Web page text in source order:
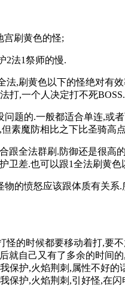
宫刷黄色的怪;
2法1祭师的慢.
法,刷黄色以下的怪绝对有
打,一个人决定打不死BOSS.
题的.一般都适合单连,
素魔防相比之下比圣骑
跟全法群刷.防御还是很
卫差.也可以跟1全法刷黄
的愤怒应该跟体质有关
的时候都要移动着打,要
就自己又有了多余的时间
保护,火焰荆刺,属性不好
保护,火焰荆刺,引好怪,在